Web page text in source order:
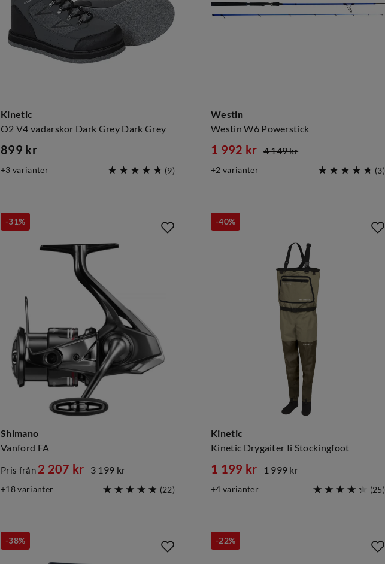
Kinetic
O2 V4 vadarskor Dark Grey Dark Grey
899 kr
3 varianter (9)
Westin
Westin W6 Powerstick
price
1 992 kr
price
4 149 kr
2 varianter (3)
Shimano
Vanford FA
-31%
price
Pris från 2 207 kr
price
3 199 kr
18 varianter (22)
Kinetic
Kinetic Drygaiter Ii Stockingfoot
-40%
price
1 199 kr
price
1 999 kr
4 varianter (25)
-38% -22%